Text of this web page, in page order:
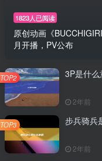
1823人已阅读
原创动画《
月开播，PV公布
3P是什么
2年前
TOP2
步兵骑兵
2年前
TOP3